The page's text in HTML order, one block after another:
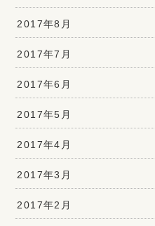
2017年8月
2017年7月
2017年6月
2017年5月
2017年4月
2017年3月
2017年2月